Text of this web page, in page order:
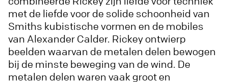
met de liefde voor de solide schoonheid van
Smiths kubistische vormen en de mobiles
van Alexander Calder. Rickey ontwierp
beelden waarvan de metalen delen bewogen
bij de minste beweging van de wind. De
metalen delen waren vaak groot en